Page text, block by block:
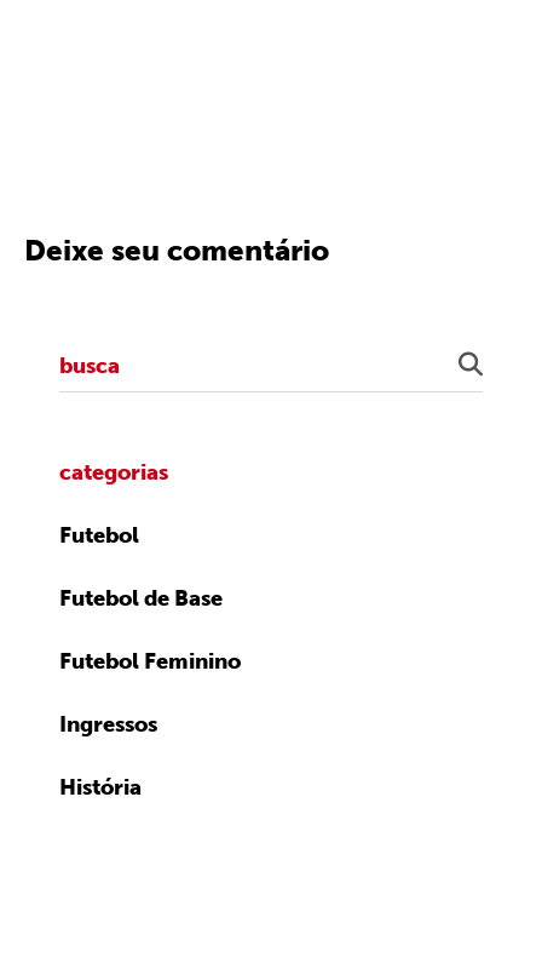
Deixe seu comentário
categorias
Futebol
Futebol de Base
Futebol Feminino
Ingressos
História